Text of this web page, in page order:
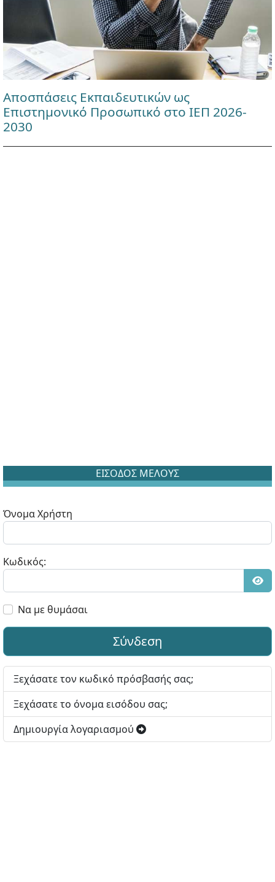
Αποσπάσεις Εκπαιδευτικών ως
Επιστημονικό Προσωπικό στο ΙΕΠ 2026-
2030
ΕΙΣΟΔΟΣ ΜΕΛΟΥΣ
Όνομα Χρήστη
Κωδικός:
Να με θυμάσαι
Σύνδεση
Ξεχάσατε τον κωδικό πρόσβασής σας;
Ξεχάσατε το όνομα εισόδου σας;
Δημιουργία λογαριασμού